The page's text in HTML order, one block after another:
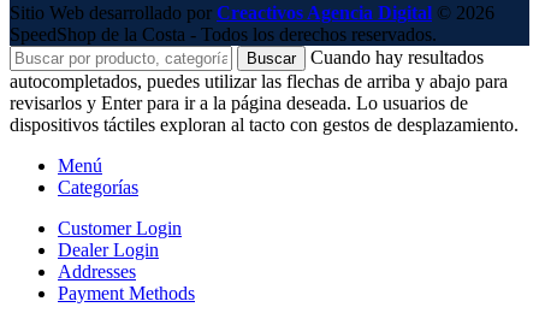
Sitio Web desarrollado por Creactivos Agencia Digital © 2026
SpeedShop de la Costa - Todos los derechos reservados.
Buscar
Cuando hay resultados
autocompletados, puedes utilizar las flechas de arriba y abajo para
revisarlos y Enter para ir a la página deseada. Lo usuarios de
dispositivos táctiles exploran al tacto con gestos de desplazamiento.
Menú
Categorías
Customer Login
Dealer Login
Addresses
Payment Methods